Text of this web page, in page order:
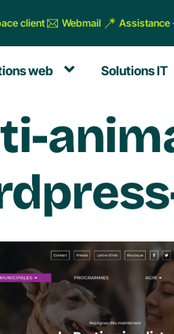
client Webmail Assistance
web Solutions IT